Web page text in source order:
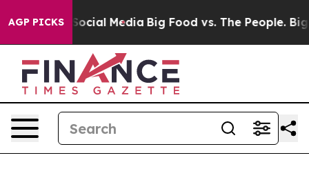
AGP PICKS
on Social Media Big Food vs. The People. Big